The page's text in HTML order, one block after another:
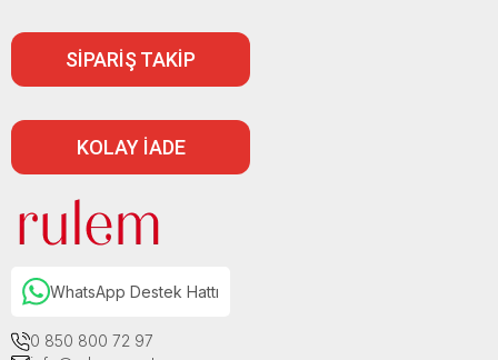
SİPARİŞ TAKİP
KOLAY İADE
WhatsApp Destek Hattı
0 850 800 72 97